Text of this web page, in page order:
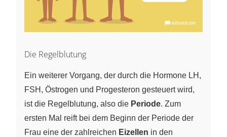
Die Regelblutung
Ein weiterer Vorgang, der durch die Hormone LH,
FSH, Östrogen und Progesteron gesteuert wird,
ist die Regelblutung, also die Periode. Zum
ersten Mal reift bei dem Beginn der Periode der
Frau eine der zahlreichen Eizellen in den